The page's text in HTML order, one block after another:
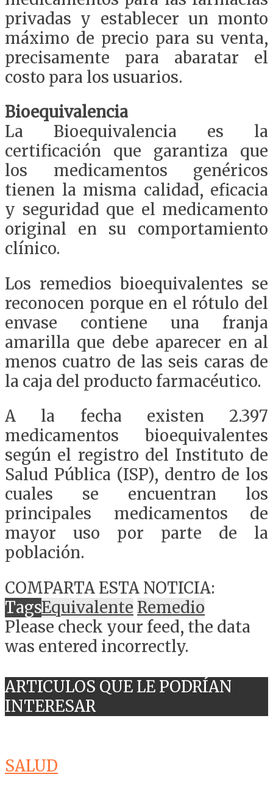
privadas y establecer un monto
máximo de precio para su venta,
precisamente para abaratar el
costo para los usuarios.
Bioequivalencia
La Bioequivalencia es la
certificación que garantiza que
los medicamentos genéricos
tienen la misma calidad, eficacia
y seguridad que el medicamento
original en su comportamiento
clínico.
Los remedios bioequivalentes se
reconocen porque en el rótulo del
envase contiene una franja
amarilla que debe aparecer en al
menos cuatro de las seis caras de
la caja del producto farmacéutico.
A la fecha existen 2.397
medicamentos bioequivalentes
según el registro del Instituto de
Salud Pública (ISP), dentro de los
cuales se encuentran los
principales medicamentos de
mayor uso por parte de la
población.
COMPARTA ESTA NOTICIA:
TagsEquivalente Remedio
Please check your feed, the data
was entered incorrectly.
ARTICULOS QUE LE PODRÍAN
INTERESAR
SALUD